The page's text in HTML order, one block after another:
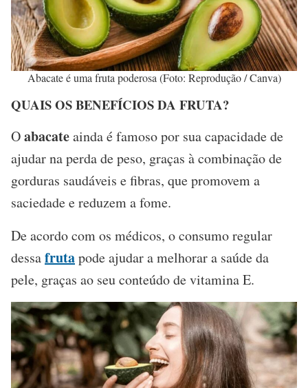
Abacate é uma fruta poderosa (Foto: Reprodução / Canva)
QUAIS OS BENEFÍCIOS DA FRUTA?
Oabacateainda é famoso por sua capacidade de
ajudar na perda de peso, graças à combinação de
gorduras saudáveis e fibras, que promovem a
saciedade e reduzem a fome.
De acordo com os médicos, o consumo regular
dessafrutapode ajudar a melhorar a saúde da
pele, graças ao seu conteúdo de vitamina E.